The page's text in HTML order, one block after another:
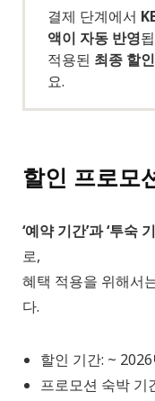
결제 단계에서
액이 자동 반영
적용된 최종 할
요.
할인 프로모
‘예약 기간’과 ‘투숙
로,
혜택 적용을 위해서
다.
할인 기간: ~
프로모션 숙박 기